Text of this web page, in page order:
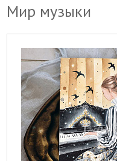
Мир музыки